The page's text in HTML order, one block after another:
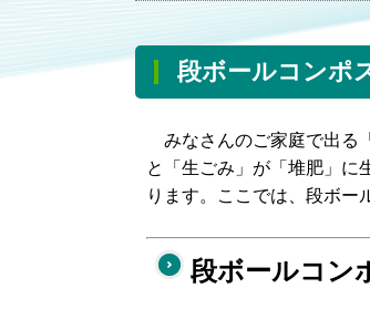
段ボールコンポ
みなさんのご家庭で出る
と「生ごみ」が「堆肥」に
ります。ここでは、段ボー
段ボールコン